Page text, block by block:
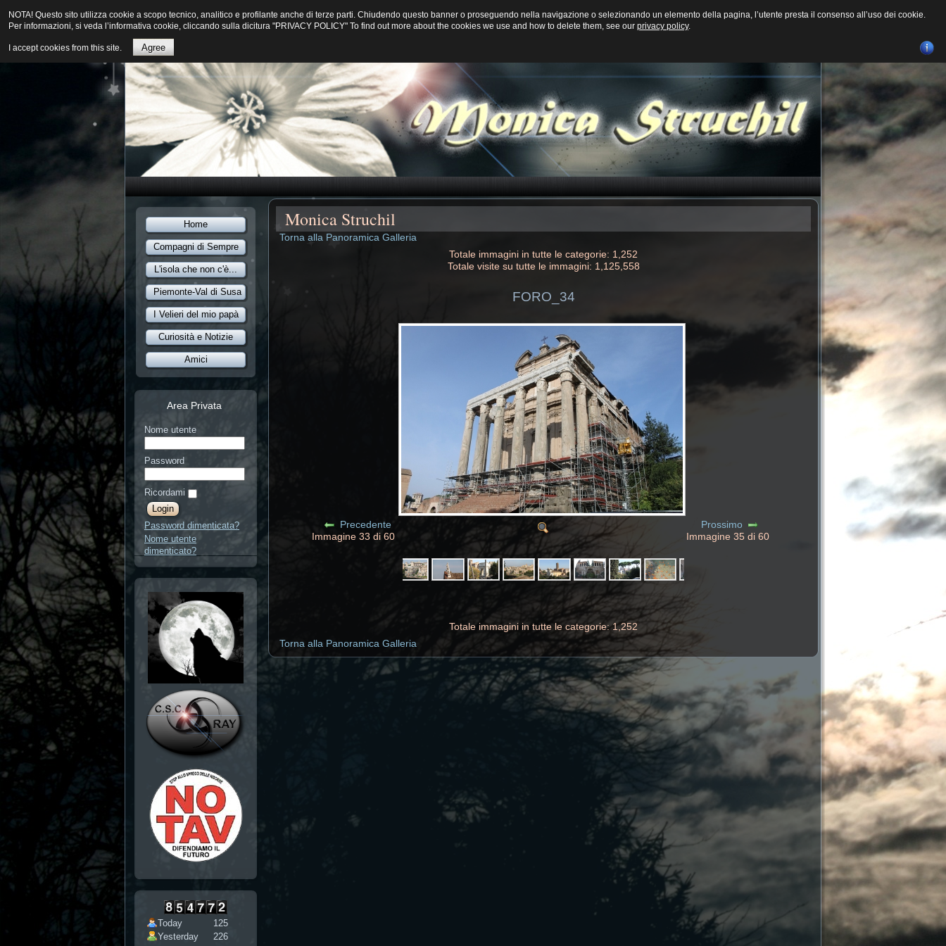
Home
Compagni di Sempre
L'isola che non c'è...
Piemonte-Val di Susa
I Velieri del mio papà
Curiosità e Notizie
Amici
Area Privata
Nome utente
Password
Ricordami
Password dimenticata?
Nome utente
dimenticato?
Today
125
Yesterday
226
Monica Struchil
Torna alla Panoramica Galleria
Totale immagini in tutte le categorie: 1,252
Totale visite su tutte le immagini: 1,125,558
FORO_34
Precedente
Immagine 33 di 60
Prossimo
Immagine 35 di 60
Totale immagini in tutte le categorie: 1,252
Torna alla Panoramica Galleria
NOTA! Questo sito utilizza cookie a scopo tecnico, analitico e profilante anche di terze parti. Chiudendo questo banner o proseguendo nella navigazione o selezionando un elemento della pagina, l’utente presta il consenso all’uso dei cookie.
Per informazioni, si veda l’informativa cookie, cliccando sulla dicitura "PRIVACY POLICY" To find out more about the cookies we use and how to delete them, see our privacy policy.
I accept cookies from this site. Agree